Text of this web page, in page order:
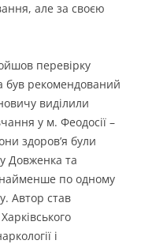
але за своєю
перевірку
був рекомендований
виділили
у м. Феодосії –
здоров’я були
Довженка та
по одному
Автор став
і